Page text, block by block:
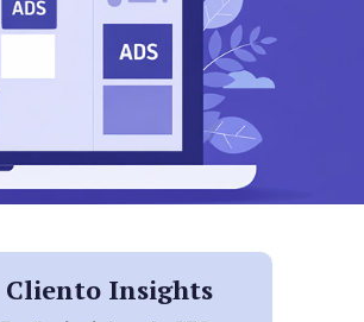
Cliento Insights